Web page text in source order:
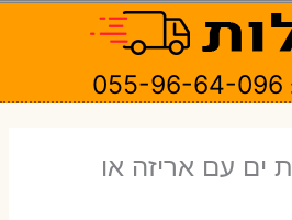
055-96-64-096
ים עם אריזה או